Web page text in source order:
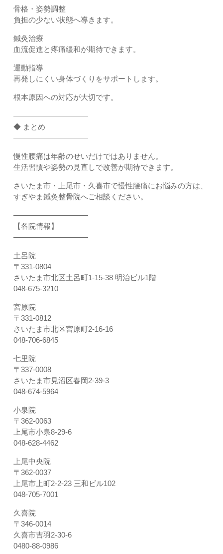
骨格・姿勢調整
負担の少ない状態へ導きます。
鍼灸治療
血流促進と疼痛緩和が期待できます。
運動指導
再発しにくい身体づくりをサポートします。
根本原因への対応が大切です。
――――――――――
◆ まとめ
――――――――――
慢性腰痛は年齢のせいだけではありません。
生活習慣や姿勢の見直しで改善が期待できます。
さいたま市・上尾市・久喜市で慢性腰痛にお悩みの方は、
すぎやま鍼灸整骨院へご相談ください。
――――――――――
【各院情報】
――――――――――
土呂院
〒331-0804
さいたま市北区土呂町1-15-38 明治ビル1階
048-675-3210
宮原院
〒331-0812
さいたま市北区宮原町2-16-16
048-706-6845
七里院
〒337-0008
さいたま市見沼区春岡2-39-3
048-674-5964
小泉院
〒362-0063
上尾市小泉8-29-6
048-628-4462
上尾中央院
〒362-0037
上尾市上町2-2-23 三和ビル102
048-705-7001
久喜院
〒346-0014
久喜市吉羽2-30-6
0480-88-0986